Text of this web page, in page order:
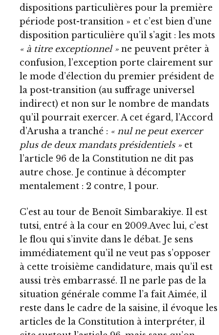
dispositions particulières pour la première
période post-transition » et c’est bien d’une
disposition particulière qu’il s’agit : les mots
« à titre exceptionnel » ne peuvent prêter à
confusion, l’exception porte clairement sur
le mode d’élection du premier président de
la post-transition (au suffrage universel
indirect) et non sur le nombre de mandats
qu’il pourrait exercer. A cet égard, l’Accord
d’Arusha a tranché : « nul ne peut exercer
plus de deux mandats présidentiels » et
l’article 96 de la Constitution ne dit pas
autre chose. Je continue à décompter
mentalement : 2 contre, 1 pour.
C’est au tour de Benoît Simbarakiye. Il est
tutsi, entré à la cour en 2009.Avec lui, c’est
le flou qui s’invite dans le débat. Je sens
immédiatement qu’il ne veut pas s’opposer
à cette troisième candidature, mais qu’il est
aussi très embarrassé. Il ne parle pas de la
situation générale comme l’a fait Aimée, il
reste dans le cadre de la saisine, il évoque les
articles de la Constitution à interpréter, il